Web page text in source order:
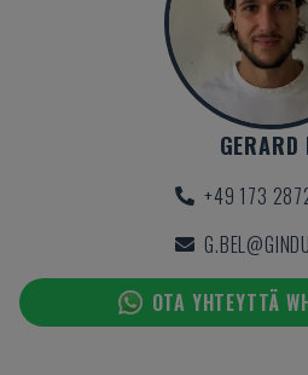
GERARD
+49 173
OTA YHTEYTTÄ